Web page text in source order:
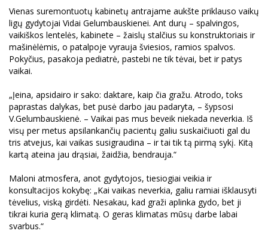
Vienas suremontuotų kabinetų antrajame aukšte priklauso vaikų
ligų gydytojai Vidai Gelumbauskienei. Ant durų – spalvingos,
vaikiškos lentelės, kabinete – žaislų stalčius su konstruktoriais ir
mašinėlėmis, o patalpoje vyrauja šviesios, ramios spalvos.
Pokyčius, pasakoja pediatrė, pastebi ne tik tėvai, bet ir patys
vaikai.
„Įeina, apsidairo ir sako: daktare, kaip čia gražu. Atrodo, toks
paprastas dalykas, bet pusė darbo jau padaryta, – šypsosi
V.Gelumbauskienė. – Vaikai pas mus beveik niekada neverkia. Iš
visų per metus apsilankančių pacientų galiu suskaičiuoti gal du
tris atvejus, kai vaikas susigraudina – ir tai tik tą pirmą sykį. Kitą
kartą ateina jau drąsiai, žaidžia, bendrauja.“
Maloni atmosfera, anot gydytojos, tiesiogiai veikia ir
konsultacijos kokybę: „Kai vaikas neverkia, galiu ramiai išklausyti
tėvelius, viską girdėti. Nesakau, kad graži aplinka gydo, bet ji
tikrai kuria gerą klimatą. O geras klimatas mūsų darbe labai
svarbus.“